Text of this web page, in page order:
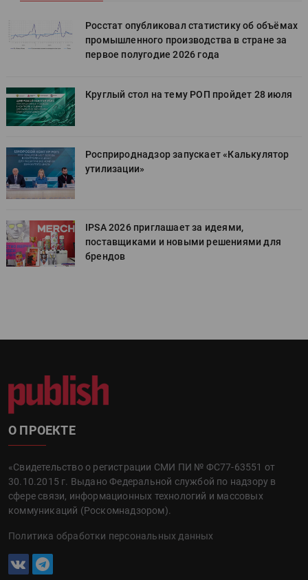
Росстат опубликовал статистику об объёмах
промышленного производства в стране за
первое полугодие 2026 года
Круглый стол на тему РОП пройдет 28 июля
Росприроднадзор запускает «Калькулятор
утилизации»
IPSA 2026 приглашает за идеями,
поставщиками и новыми решениями для
брендов
О ПРОЕКТЕ
«Свидетельство о регистрации СМИ ПИ № ФС77-63551 от
30.10.2015 г. Выдано Федеральной службой по надзору в
сфере связи, информационных технологий и массовых
коммуникаций (Роскомнадзором).
Политика обработки персональных данных